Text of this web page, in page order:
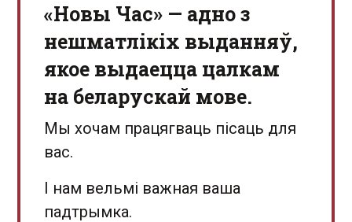
«Новы Час» — адно з
нешматлікіх выданняў,
якое выдаецца цалкам
на беларускай мове.
Мы хочам працягваць пісаць для
вас.
І нам вельмі важная ваша
падтрымка.